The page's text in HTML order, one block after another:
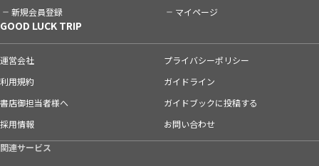
新規会員登録 マイページ
GOOD LUCK TRIP
運営会社
プライバシーポリシー
利用規約
ガイドライン
書店御担当者様へ
ガイドブックに投稿する
採用情報
お問い合わせ
関連サービス